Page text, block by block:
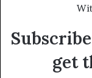
get